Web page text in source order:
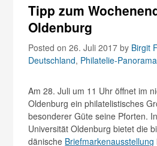
Tipp zum
Oldenburg
Posted on 26. Juli 2017by Birgit
Deutschland, Philatelie-Panorama
Am 28. Juli um 11 Uhr öffnet im
Oldenburg ein philatelistisches
besonderer Güte seine Pforten.
Universität Oldenburg bietet die
dänische Briefmarkenausstellung